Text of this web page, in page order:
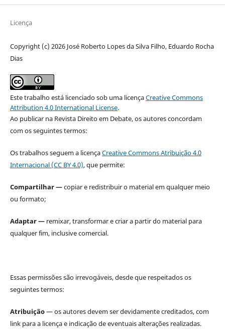
Licença
Copyright (c) 2026 José Roberto Lopes da Silva Filho, Eduardo Rocha
Dias
Este trabalho está licenciado sob uma licençaCreative Commons
Attribution 4.0 International License.
Ao publicar na Revista Direito em Debate, os autores concordam
com os seguintes termos:
Os trabalhos seguem a licençaCreative Commons Atribuição 4.0
Internacional (CC BY 4.0), que permite:
Compartilhar —copiar e redistribuir o material em qualquer meio
ou formato;
Adaptar —remixar, transformar e criar a partir do material para
qualquer fim, inclusive comercial.
Essas permissões são irrevogáveis, desde que respeitados os
seguintes termos:
Atribuição— os autores devem ser devidamente creditados, com
link para a licença e indicação de eventuais alterações realizadas.